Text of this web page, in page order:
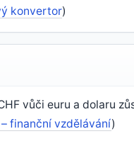
konvertor)
vůči euru a dolaru
finanční vzdělávání)